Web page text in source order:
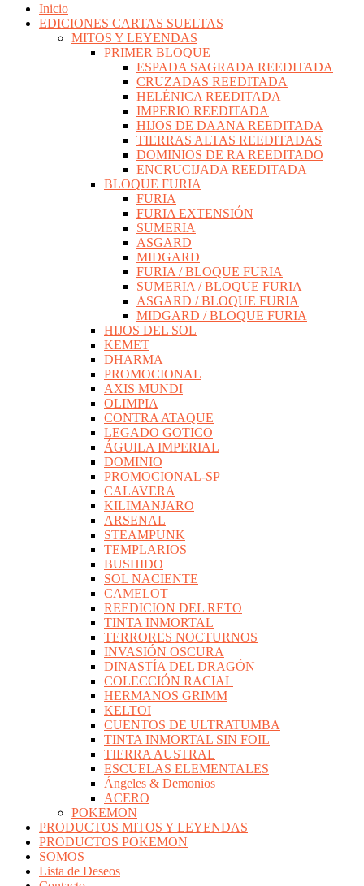
Inicio
EDICIONES CARTAS SUELTAS
MITOS Y LEYENDAS
PRIMER BLOQUE
ESPADA SAGRADA REEDITADA
CRUZADAS REEDITADA
HELÉNICA REEDITADA
IMPERIO REEDITADA
HIJOS DE DAANA REEDITADA
TIERRAS ALTAS REEDITADAS
DOMINIOS DE RA REEDITADO
ENCRUCIJADA REEDITADA
BLOQUE FURIA
FURIA
FURIA EXTENSIÓN
SUMERIA
ASGARD
MIDGARD
FURIA / BLOQUE FURIA
SUMERIA / BLOQUE FURIA
ASGARD / BLOQUE FURIA
MIDGARD / BLOQUE FURIA
HIJOS DEL SOL
KEMET
DHARMA
PROMOCIONAL
AXIS MUNDI
OLIMPIA
CONTRA ATAQUE
LEGADO GOTICO
ÁGUILA IMPERIAL
DOMINIO
PROMOCIONAL-SP
CALAVERA
KILIMANJARO
ARSENAL
STEAMPUNK
TEMPLARIOS
BUSHIDO
SOL NACIENTE
CAMELOT
REEDICION DEL RETO
TINTA INMORTAL
TERRORES NOCTURNOS
INVASIÓN OSCURA
DINASTÍA DEL DRAGÓN
COLECCIÓN RACIAL
HERMANOS GRIMM
KELTOI
CUENTOS DE ULTRATUMBA
TINTA INMORTAL SIN FOIL
TIERRA AUSTRAL
ESCUELAS ELEMENTALES
Ángeles & Demonios
ACERO
POKEMON
PRODUCTOS MITOS Y LEYENDAS
PRODUCTOS POKEMON
SOMOS
Lista de Deseos